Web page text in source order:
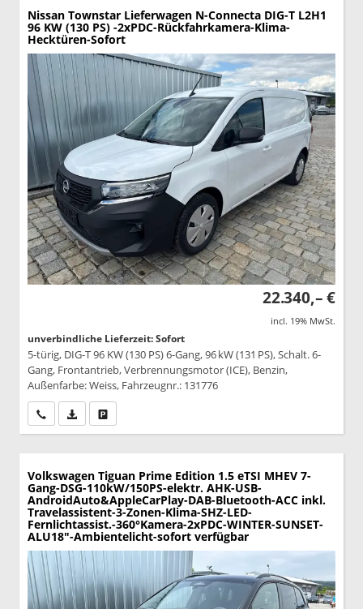
Nissan Townstar Lieferwagen N-Connecta DIG-T L2H1
96 KW (130 PS) -2xPDC-Rückfahrkamera-Klima-
Hecktüren-Sofort
22.340,– €
incl. 19% MwSt.
unverbindliche Lieferzeit: Sofort
5-türig, DIG-T 96 KW (130 PS) 6-Gang, 96 kW (131 PS), Schalt. 6-
Gang, Frontantrieb, Verbrennungsmotor (ICE), Benzin,
Außenfarbe: Weiss, Fahrzeugnr.: 131776
Wir rufen Sie anPDF-Datei, Fahrzeugexposé drucken
Volkswagen Tiguan Prime Edition 1.5 eTSI MHEV 7-
Gang-DSG-110kW/150PS-elektr. AHK-USB-
AndroidAuto&AppleCarPlay-DAB-Bluetooth-ACC inkl.
Travelassistent-3-Zonen-Klima-SHZ-LED-
Fernlichtassist.-360°Kamera-2xPDC-WINTER-SUNSET-
ALU18"-Ambientelicht-sofort verfügbar